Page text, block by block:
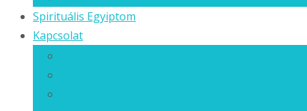
Spirituális Egyiptom
Kapcsolat